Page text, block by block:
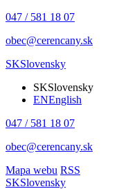
047 / 581 18 07
obec@cerencany.sk
SKSlovensky
SKSlovensky
ENEnglish
047 / 581 18 07
obec@cerencany.sk
Mapa webu RSS
SKSlovensky